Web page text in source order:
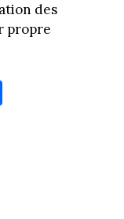
des
propre
Pa
rt